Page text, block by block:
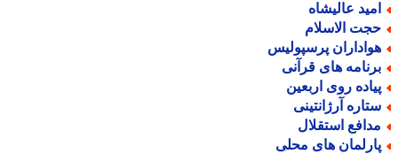
عالیشاه
الاسلام
پرسپولیس
های قرآنی
روی اربعین
آرژانتینی
استقلال
های محلی